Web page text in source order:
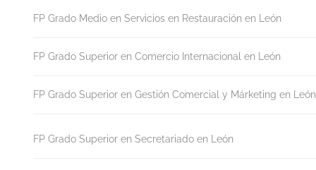
FP Grado Medio en Servicios en Restauración en León
FP Grado Superior en Comercio Internacional en León
FP Grado Superior en Gestión Comercial y Márketing en León
FP Grado Superior en Secretariado en León